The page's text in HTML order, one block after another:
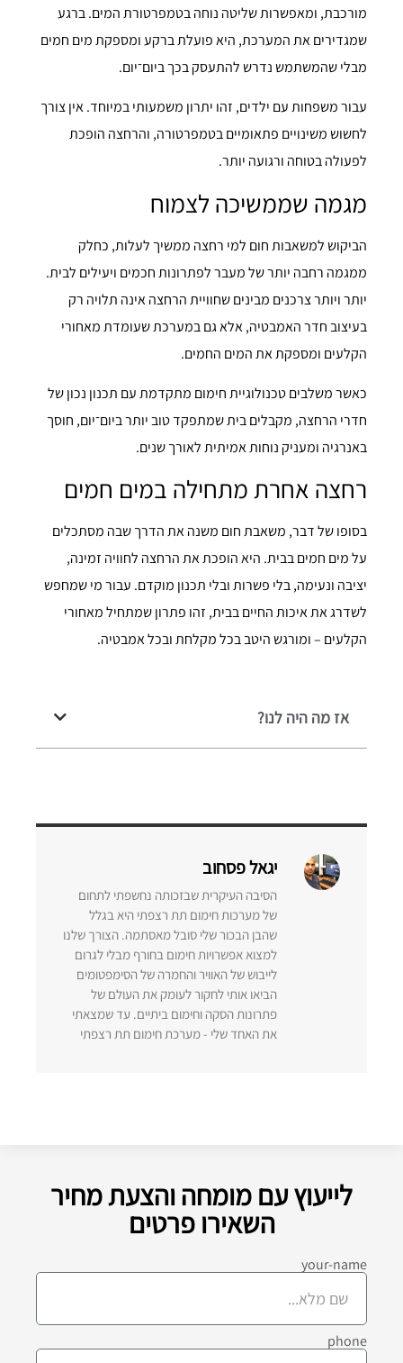
מורכבת, ומאפשרות שליטה נוחה בטמפרטורת המים. ברגע
שמגדירים את המערכת, היא פועלת ברקע ומספקת מים חמים
מבלי שהמשתמש נדרש להתעסק בכך ביום־יום.
עבור משפחות עם ילדים, זהו יתרון משמעותי במיוחד. אין צורך
לחשוש משינויים פתאומיים בטמפרטורה, והרחצה הופכת
לפעולה בטוחה ורגועה יותר.
מגמה שממשיכה לצמוח
הביקוש למשאבות חום למי רחצה ממשיך לעלות, כחלק
ממגמה רחבה יותר של מעבר לפתרונות חכמים ויעילים לבית.
יותר ויותר צרכנים מבינים שחוויית הרחצה אינה תלויה רק
בעיצוב חדר האמבטיה, אלא גם במערכת שעומדת מאחורי
הקלעים ומספקת את המים החמים.
כאשר משלבים טכנולוגיית חימום מתקדמת עם תכנון נכון של
חדרי הרחצה, מקבלים בית שמתפקד טוב יותר ביום־יום, חוסך
באנרגיה ומעניק נוחות אמיתית לאורך שנים.
רחצה אחרת מתחילה במים חמים
בסופו של דבר, משאבת חום משנה את הדרך שבה מסתכלים
על מים חמים בבית. היא הופכת את הרחצה לחוויה זמינה,
יציבה ונעימה, בלי פשרות ובלי תכנון מוקדם. עבור מי שמחפש
לשדרג את איכות החיים בבית, זהו פתרון שמתחיל מאחורי
הקלעים – ומורגש היטב בכל מקלחת ובכל אמבטיה.
אז מה היה לנו?
יגאל פסחוב
הסיבה העיקרית שבזכותה נחשפתי לתחום
של מערכות חימום תת רצפתי היא בגלל
שהבן הבכור שלי סובל מאסתמה. הצורך שלנו
למצוא אפשרויות חימום בחורף מבלי לגרום
לייבוש של האוויר והחמרה של הסימפטומים
הביאו אותי לחקור לעומק את העולם של
פתרונות הסקה וחימום ביתיים. עד שמצאתי
את האחד שלי - מערכת חימום תת רצפתי
לייעוץ עם מומחה והצעת מחיר
השאירו פרטים
your-name
phone